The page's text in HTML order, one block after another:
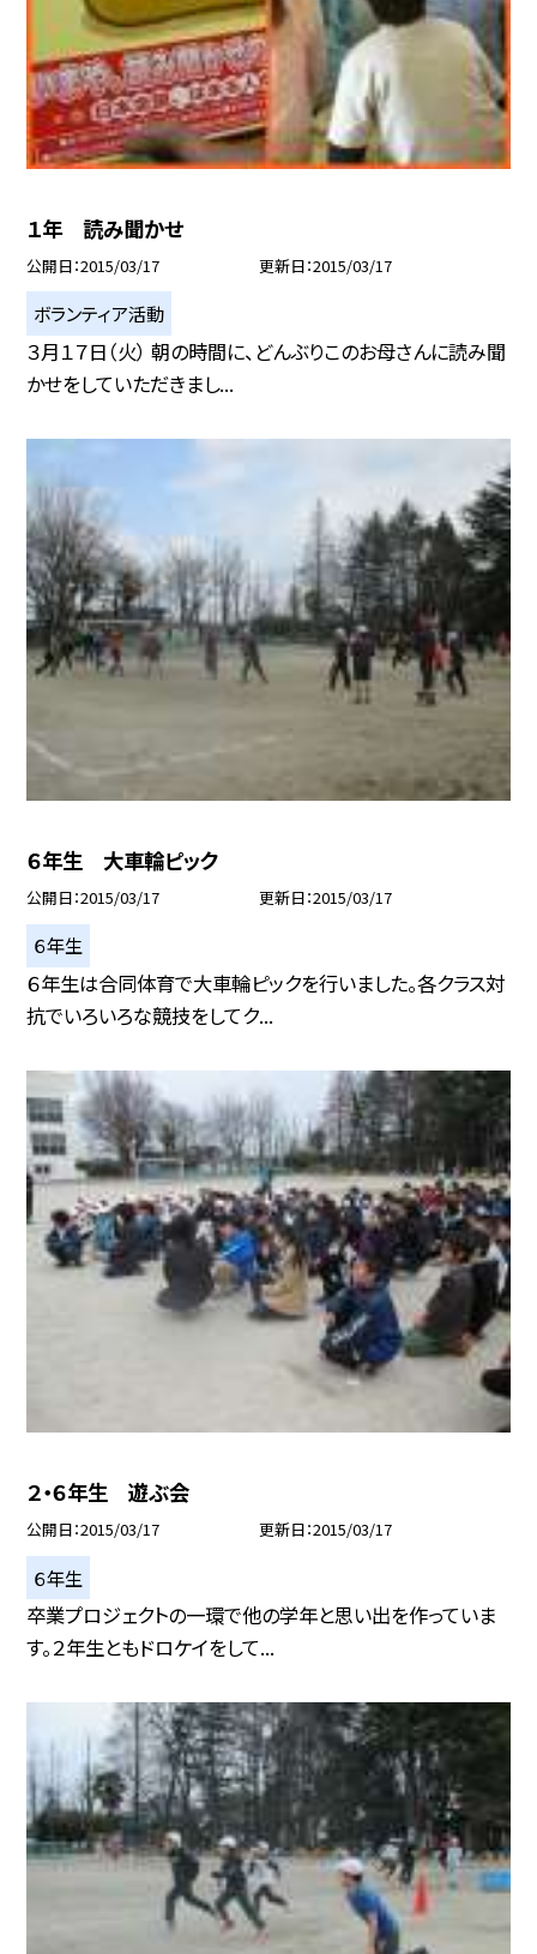
１年 読み聞かせ
公開日 2015/03/17 更新日 2015/03/17
ボランティア活動
３月１７日（火） 朝の時間に、どんぶりこのお母さんに読み聞
かせをしていただきまし...
６年生 大車輪ピック
公開日 2015/03/17 更新日 2015/03/17
６年生
６年生は合同体育で大車輪ピックを行いました。各クラス対
抗でいろいろな競技をしてク...
２・６年生 遊ぶ会
公開日 2015/03/17 更新日 2015/03/17
６年生
卒業プロジェクトの一環で他の学年と思い出を作っていま
す。２年生ともドロケイをして...